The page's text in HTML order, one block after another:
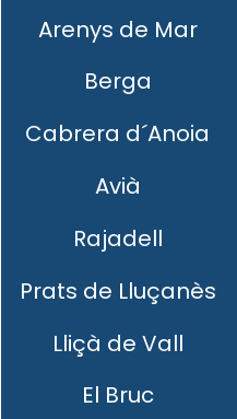
Arenys de Mar
Berga
Cabrera d´Anoia
Avià
Rajadell
Prats de Lluçanès
Lliçà de Vall
El Bruc